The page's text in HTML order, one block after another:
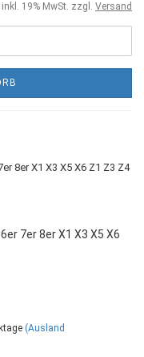
inkl. 19% MwSt. zzgl. Versand
7er 8er X1 X3 X5 X6
(Ausland